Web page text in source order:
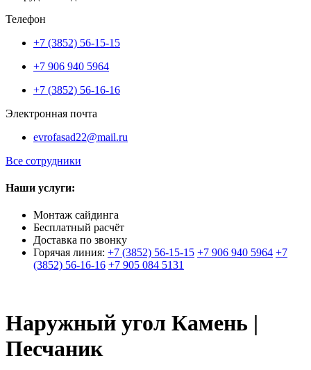
Телефон
+7 (3852) 56-15-15
+7 906 940 5964
+7 (3852) 56-16-16
Электронная почта
evrofasad22@mail.ru
Все сотрудники
Наши услуги:
Монтаж сайдинга
Бесплатный расчёт
Доставка по звонку
Горячая линия: +7 (3852) 56-15-15 +7 906 940 5964 +7
(3852) 56-16-16 +7 905 084 5131
Наружный угол Камень |
Песчаник